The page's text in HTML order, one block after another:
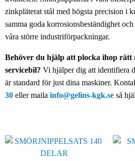
zinkpläterat stål med högsta precision i
samma goda korrosionsbeständighet
våra större industriförpackningar.
Behöver du hjälp att plocka ihop
servicebil? Vi hjälper dig att identifiera
är standard för just dina maskiner.
30 eller maila info@gelins-kgk.se så